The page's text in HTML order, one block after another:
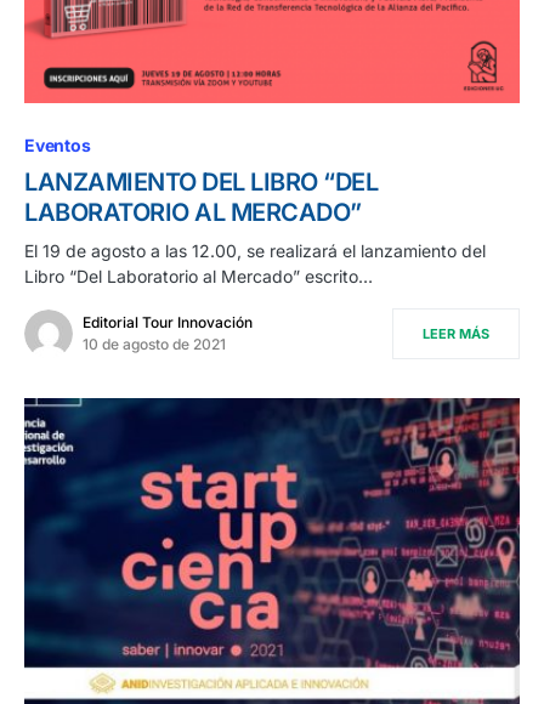
Eventos
LANZAMIENTO DEL LIBRO “DEL
LABORATORIO AL MERCADO”
El 19 de agosto a las 12.00, se realizará el lanzamiento del
Libro “Del Laboratorio al Mercado” escrito…
Editorial Tour Innovación
10 de agosto de 2021
LEER MÁS